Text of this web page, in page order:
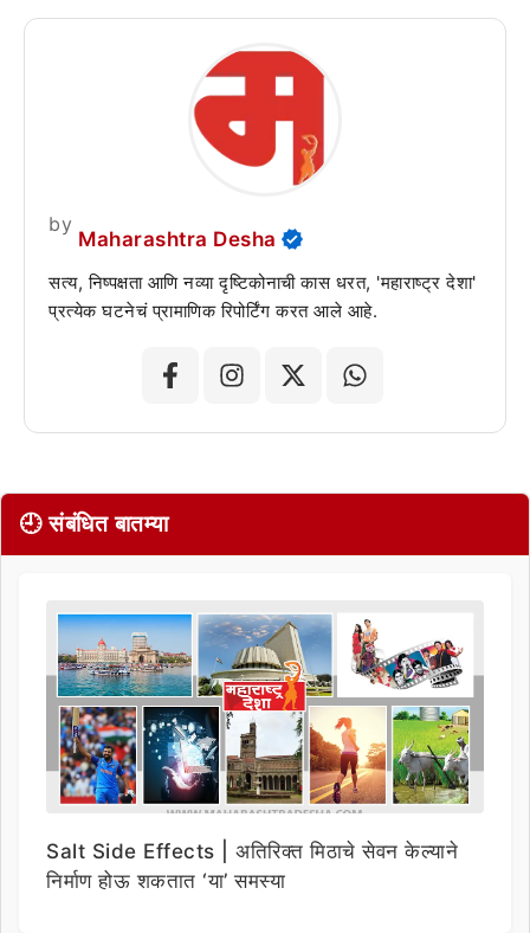
by
Maharashtra Desha
सत्य, निष्पक्षता आणि नव्या दृष्टिकोनाची कास धरत, 'महाराष्ट्र देशा'
प्रत्येक घटनेचं प्रामाणिक रिपोर्टिंग करत आले आहे.
🕘 संबंधित बातम्या
Salt Side Effects | अतिरिक्त मिठाचे सेवन केल्याने
निर्माण होऊ शकतात ‘या’ समस्या